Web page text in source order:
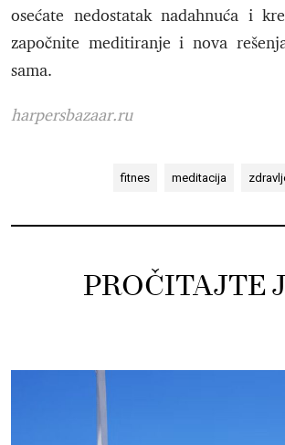
osećate nedostatak nadahnuća i
započnite meditiranje i nova
sama.
harpersbazaar.ru
fitnes meditacija
PROČITAJTE